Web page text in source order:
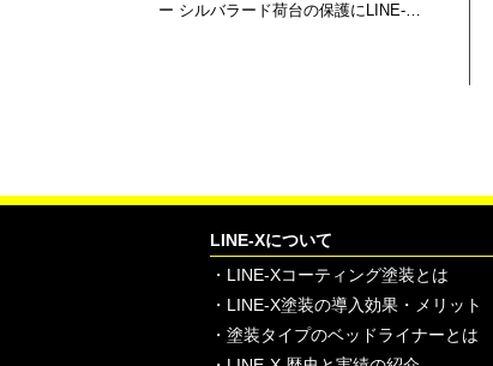
ー シルバラード荷台の保護にLINE-…
LINE-Xについて
・ LINE-Xコーティング塗装とは
・ LINE-X塗装の導入効果・メリット
・塗装タイプのベッドライナーとは